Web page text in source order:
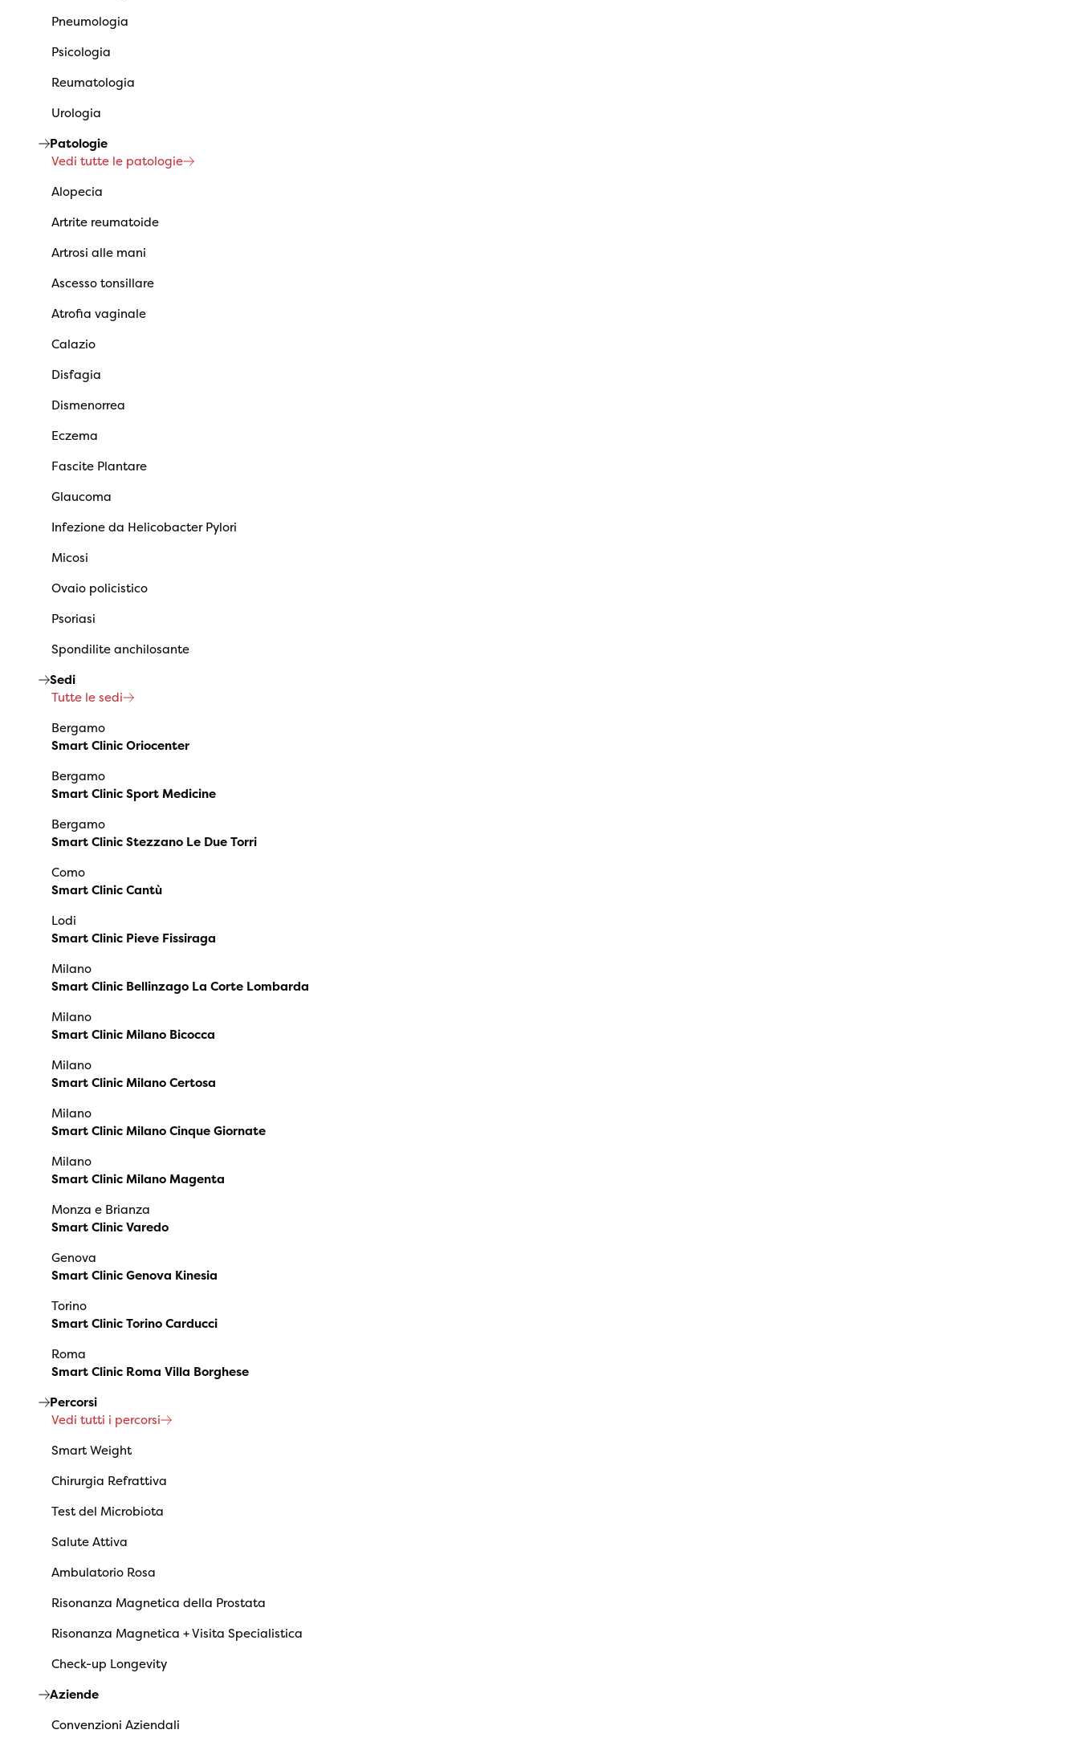
Pneumologia
Psicologia
Reumatologia
Urologia
Patologie
Vedi tutte le patologie
Alopecia
Artrite reumatoide
Artrosi alle mani
Ascesso tonsillare
Atrofia vaginale
Calazio
Disfagia
Dismenorrea
Eczema
Fascite Plantare
Glaucoma
Infezione da Helicobacter Pylori
Micosi
Ovaio policistico
Psoriasi
Spondilite anchilosante
Sedi
Tutte le sedi
Bergamo
Smart Clinic Oriocenter
Bergamo
Smart Clinic Sport Medicine
Bergamo
Smart Clinic Stezzano Le Due Torri
Como
Smart Clinic Cantù
Lodi
Smart Clinic Pieve Fissiraga
Milano
Smart Clinic Bellinzago La Corte Lombarda
Milano
Smart Clinic Milano Bicocca
Milano
Smart Clinic Milano Certosa
Milano
Smart Clinic Milano Cinque Giornate
Milano
Smart Clinic Milano Magenta
Monza e Brianza
Smart Clinic Varedo
Genova
Smart Clinic Genova Kinesia
Torino
Smart Clinic Torino Carducci
Roma
Smart Clinic Roma Villa Borghese
Percorsi
Vedi tutti i percorsi
Smart Weight
Chirurgia Refrattiva
Test del Microbiota
Salute Attiva
Ambulatorio Rosa
Risonanza Magnetica della Prostata
Risonanza Magnetica + Visita Specialistica
Check-up Longevity
Aziende
Convenzioni Aziendali